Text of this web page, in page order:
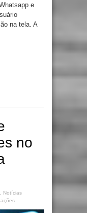
e
na tela. A
no
Notícias